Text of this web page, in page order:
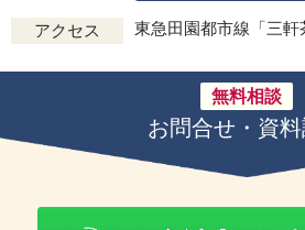
アクセス 東急田園都市線「三
無料相談
お問合せ・資